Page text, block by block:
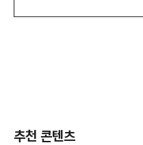
추천 콘텐츠